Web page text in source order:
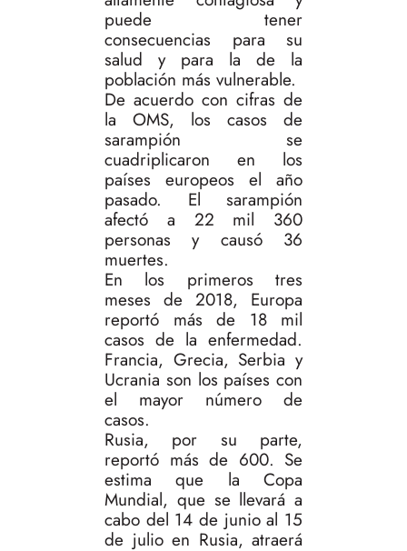
puede tener
consecuencias para su
salud y para la de la
población más vulnerable.
De acuerdo con cifras de
la OMS, los casos de
sarampión se
cuadriplicaron en los
países europeos el año
pasado. El sarampión
afectó a 22 mil 360
personas y causó 36
muertes.
En los primeros tres
meses de 2018, Europa
reportó más de 18 mil
casos de la enfermedad.
Francia, Grecia, Serbia y
Ucrania son los países con
el mayor número de
casos.
Rusia, por su parte,
reportó más de 600. Se
estima que la Copa
Mundial, que se llevará a
cabo del 14 de junio al 15
de julio en Rusia, atraerá